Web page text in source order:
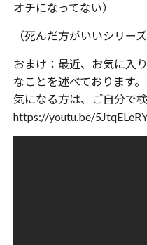
オチになってない）
（死んだ方がいいシリー
おまけ：最近、お気に入
なことを述べております。
気になる方は、ご自分で検
https://youtu.be/